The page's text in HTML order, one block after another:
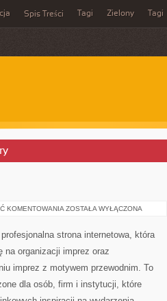
Spis Treści Tagi Zielony Tagi
KOMENTOWANIA TRENDY
ZOSTAŁA WYŁĄCZONA
strona internetowa, która
na organizacji imprez oraz
imprez z motywem przewodnim. To
dla osób, firm i instytucji, które